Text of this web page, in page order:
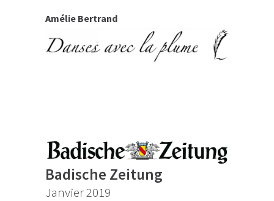
Amélie Bertrand
Badische Zeitung
Janvier 2019